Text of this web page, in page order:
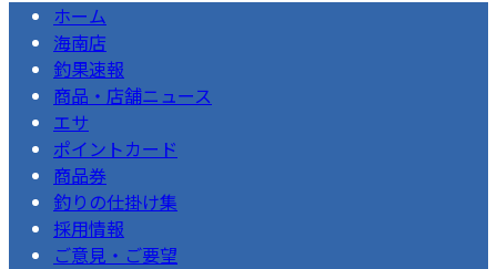
ホーム
海南店
釣果速報
商品・店舗ニュース
エサ
ポイントカード
商品券
釣りの仕掛け集
採用情報
ご意見・ご要望